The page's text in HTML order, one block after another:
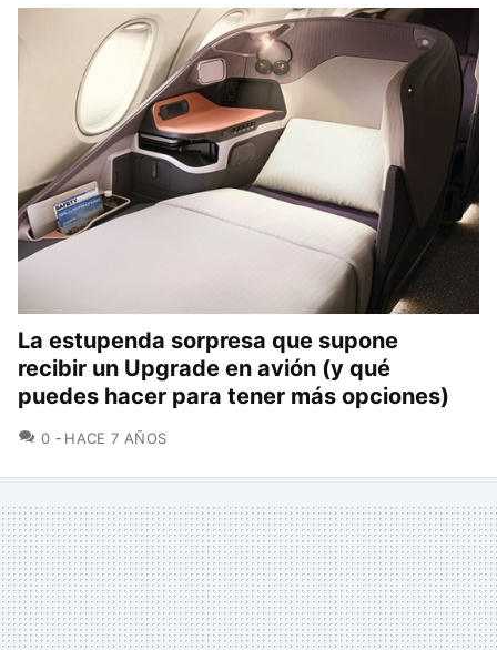
La estupenda sorpresa que supone
recibir un Upgrade en avión (y qué
puedes hacer para tener más opciones)
0 COMENTARIOS
HACE 7 AÑOS